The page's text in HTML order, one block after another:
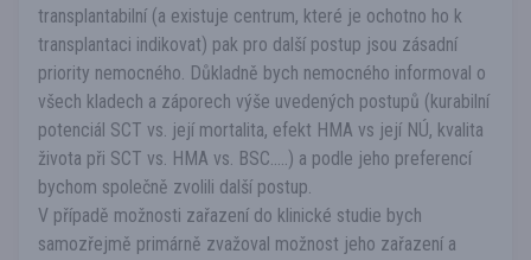
transplantabilní (a existuje centrum, které je ochotno ho k
transplantaci indikovat) pak pro další postup jsou zásadní
priority nemocného. Důkladně bych nemocného informoval o
všech kladech a záporech výše uvedených postupů (kurabilní
potenciál SCT vs. její mortalita, efekt HMA vs její NÚ, kvalita
života při SCT vs. HMA vs. BSC.....) a podle jeho preferencí
bychom společně zvolili další postup.
V případě možnosti zařazení do klinické studie bych
samozřejmě primárně zvažoval možnost jeho zařazení a